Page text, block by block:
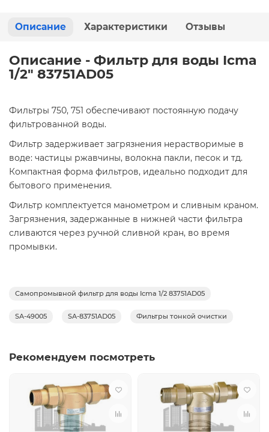
Описание Характеристики Отзывы
Описание - Фильтр для воды Icma
1/2" 83751AD05
Фильтры 750, 751 обеспечивают постоянную подачу
фильтрованной воды.
Фильтр задерживает загрязнения нерастворимые в
воде: частицы ржавчины, волокна пакли, песок и тд.
Компактная форма фильтров, идеально подходит для
бытового применения.
Фильтр комплектуется манометром и сливным краном.
Загрязнения, задержанные в нижней части фильтра
сливаются через ручной сливной кран, во время
промывки.
Самопромывной фильтр для воды Icma 1/2 83751AD05
SA-49005 SA-83751AD05 Фильтры тонкой очистки
Рекомендуем посмотреть